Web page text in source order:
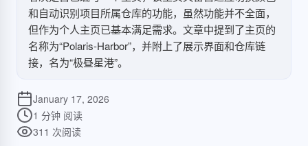
和自动识别项目所属仓库的功能，虽然功能并不全面，
但作为个人主页已基本满足需求。文章中提到了主页的
名称为“Polaris-Harbor”，并附上了展示界面和仓库链
接，名为“极昼星港”。
January 17, 2026
1 分钟 阅读
311 次阅读